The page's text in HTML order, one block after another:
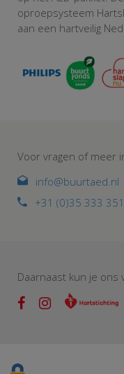
oproepsysteem
aan een hartveilig
Voor vragen of meer
info@buurtaed.nl
+31 (0)35 333
Daarnaast kun je ons